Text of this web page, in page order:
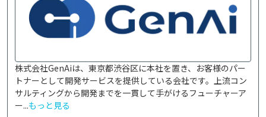
株式会社GenAiは、東京都渋谷区に本社を置き、お客様のパー
トナーとして開発サービスを提供している会社です。上流コン
サルティングから開発までを一貫して手がけるフューチャーア
ー...もっと見る